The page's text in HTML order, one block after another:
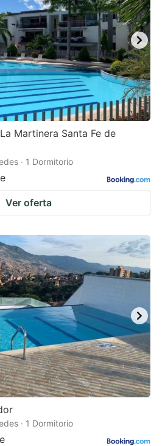
Martinera Santa Fe de
· 1 Dormitorio
Ver oferta
· 1 Dormitorio